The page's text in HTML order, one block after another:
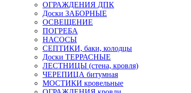
ОГРАЖДЕНИЯ ДПК
Доски ЗАБОРНЫЕ
ОСВЕЩЕНИЕ
ПОГРЕБА
НАСОСЫ
СЕПТИКИ, баки, колодцы
Доски ТЕРРАСНЫЕ
ЛЕСТНИЦЫ (стена, кровля)
ЧЕРЕПИЦА битумная
МОСТИКИ кровельные